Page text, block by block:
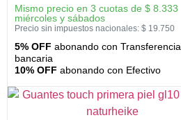
Mismo precio en 3 cuotas de $ 8.333
miércoles y sábados
Precio sin impuestos nacionales: $ 19.750
5% OFF abonando con Transferencia
bancaria
10% OFF abonando con Efectivo